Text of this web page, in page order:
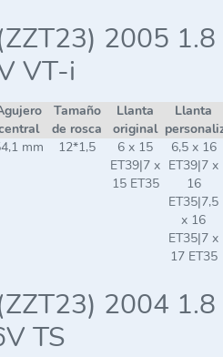
2005 1.8
VT-i
Tamaño
de rosca
Llanta
original
Llanta
mm 12*1,5
6 x 15
ET39|7 x
15 ET35
6,5 x 16
ET39|7 x
16
ET35|7,5
x 16
ET35|7 x
17 ET35
2004 1.8
TS